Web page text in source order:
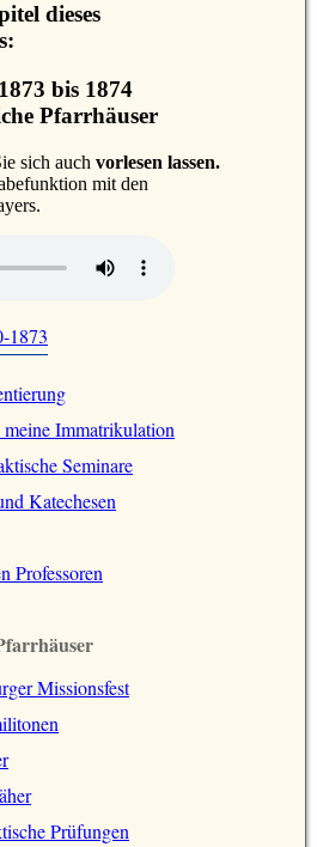
dieses
bis 1874
Pfarrhäuser
sich auch vorlesen lassen.
mit den
1873
Immatrikulation
Seminare
Katechesen
Professoren
Missionsfest
Prüfungen